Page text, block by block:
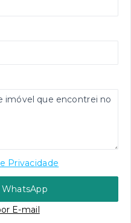
Privacidade
WhatsApp
E-mail